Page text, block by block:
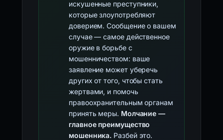
искушенные преступники,
которые злоупотребляют
доверием. Сообщение о вашем
случае — самое действенное
оружие в борьбе с
мошенничеством: ваше
заявление может уберечь
других от того, чтобы стать
жертвами, и помочь
правоохранительным органам
принять меры. Молчание —
главное преимущество
мошенника. Разбей это.